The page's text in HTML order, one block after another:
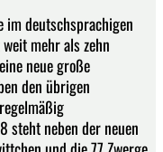
im deutschsprachigen
mehr als zehn
neue große
den übrigen
steht neben der neuen